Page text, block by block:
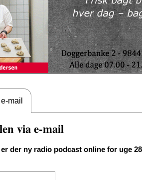
mail
via e-mail
der ny radio podcast online for uge